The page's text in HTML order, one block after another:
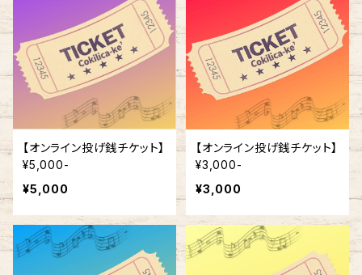
【オンライン投げ銭チケット】
¥5,000-
¥5,000
【オンライン投げ銭チケット】
¥3,000-
¥3,000